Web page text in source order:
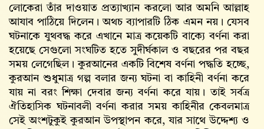
লোকেরা তাঁর দাওয়াত প্রত্যাখ্যান করলো আর অমনি আল্লাহ‌
আযাব পাঠিয়ে দিলেন। অথচ ব্যাপারটি ঠিক এমন নয়। যেসব
ঘটনাকে যুথবদ্ধ করে এখানে মাত্র কয়েকটি বাক্যে বর্ণনা করা
হয়েছে সেগুলো সংঘটিত হতে সুদীর্ঘকাল ও বছরের পর বছর
সময় লেগেছিল। কুরআনের একটি বিশেষ বর্ণনা পদ্ধতি হচ্ছে,
কুরআন শুধুমাত্র গল্প বলার জন্য ঘটনা বা কাহিনী বর্ণনা করে
যায় না বরং শিক্ষা দেবার জন্য বর্ণনা করে যায়। তাই সর্বত্র
ঐতিহাসিক ঘটনাবলী বর্ণনা করার সময় কাহিনীর কেবলমাত্র
সেই অংশটুকুই কুরআন উপস্থাপন করে, যার সাথে উদ্দেশ্য ও